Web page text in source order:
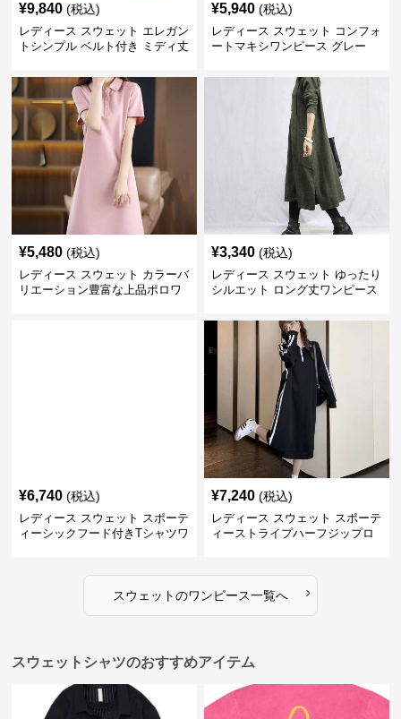
¥9,840 (税込)
レディース スウェット エレガン
トシンプル ベルト付き ミディ丈
¥5,940 (税込)
レディース スウェット コンフォ
ートマキシワンピース グレー
¥5,480 (税込)
レディース スウェット カラーバ
リエーション豊富な上品ポロワ
¥3,340 (税込)
レディース スウェット ゆったり
シルエット ロング丈ワンピース
¥6,740 (税込)
レディース スウェット スポーテ
ィーシックフード付きTシャツワ
¥7,240 (税込)
レディース スウェット スポーテ
ィーストライプハーフジップロ
スウェットのワンピース一覧へ ›
スウェットシャツのおすすめアイテム